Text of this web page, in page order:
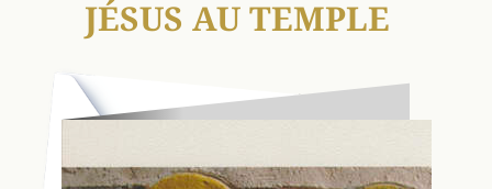
JÉSUS AU TEMPLE